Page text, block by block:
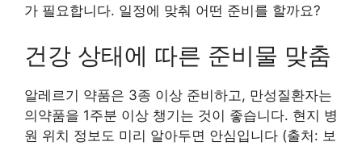
가 필요합니다. 일정에 맞춰 어떤 준비를 할까요?
건강 상태에 따른 준비물 맞춤
알레르기 약품은 3종 이상 준비하고, 만성질환자는
의약품을 1주분 이상 챙기는 것이 좋습니다. 현지 병
원 위치 정보도 미리 알아두면 안심입니다 (출처: 보